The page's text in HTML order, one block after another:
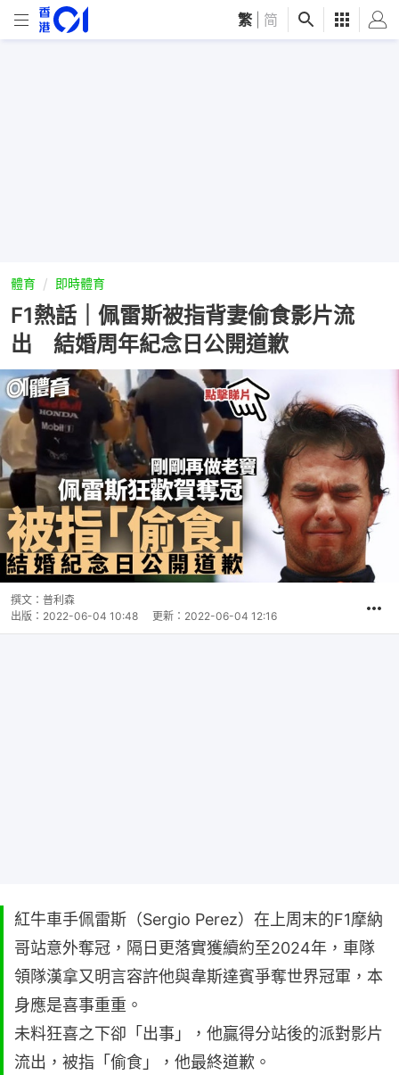
繁 简
體育 即時體育
F1熱話｜佩雷斯被指背妻偷食影片流
出 結婚周年紀念日公開道歉
撰文： 普利森
出版： 2022-06-04 10:48 更新： 2022-06-04 12:16
紅牛車手佩雷斯（Sergio Perez）在上周末的F1摩納
哥站意外奪冠，隔日更落實獲續約至2024年，車隊
領隊漢拿又明言容許他與韋斯達賓爭奪世界冠軍，本
身應是喜事重重。
未料狂喜之下卻「出事」，他贏得分站後的派對影片
流出，被指「偷食」，他最終道歉。